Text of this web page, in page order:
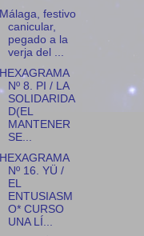
Málaga, festivo
canicular,
pegado a la
verja del ...
HEXAGRAMA
Nº 8. PI / LA
SOLIDARIDA
D(EL
MANTENER
SE...
HEXAGRAMA
Nº 16. YÜ /
EL
ENTUSIASM
O* CURSO
UNA LÍ...